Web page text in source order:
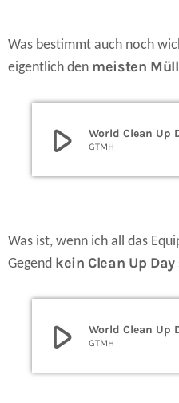
Was bestimmt auch noch
eigentlich den meisten Müll
play_arrow World Clean Up
GTMH
Was ist, wenn ich all das
Gegend kein Clean Up Day
play_arrow World Clean Up
GTMH